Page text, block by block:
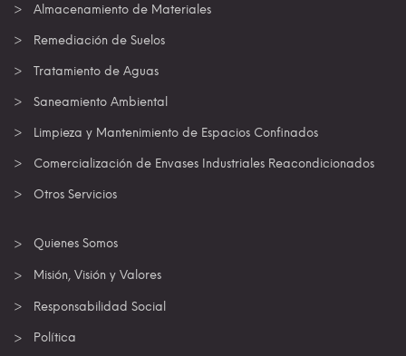
Almacenamiento de Materiales
Remediación de Suelos
Tratamiento de Aguas
Saneamiento Ambiental
Limpieza y Mantenimiento de Espacios Confinados
Comercialización de Envases Industriales Reacondicionados
Otros Servicios
Quienes Somos
Misión, Visión y Valores
Responsabilidad Social
Política